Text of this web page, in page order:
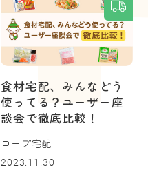
食材宅配、みんなどう
使ってる？ユーザー座
談会で徹底比較！
コープ宅配
2023.11.30